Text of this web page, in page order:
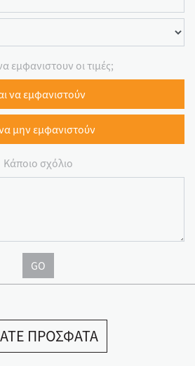
εμφανιστουν οι τιμές;
να εμφανιστούν
μην εμφανιστούν
Κάποιο σχόλιο
GO
ΠΡΟΣΦΑΤΑ